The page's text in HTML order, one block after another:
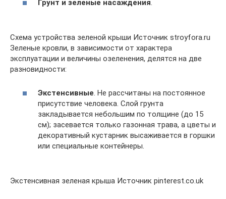
Грунт и зеленые насаждения.
Схема устройства зеленой крыши Источник stroyfora.ru
Зеленые кровли, в зависимости от характера
эксплуатации и величины озеленения, делятся на две
разновидности:
Экстенсивные . Не рассчитаны на постоянное
присутствие человека. Слой грунта
закладывается небольшим по толщине (до 15
см); засевается только газонная трава, а цветы и
декоративный кустарник высаживается в горшки
или специальные контейнеры.
Экстенсивная зеленая крыша Источник pinterest.co.uk